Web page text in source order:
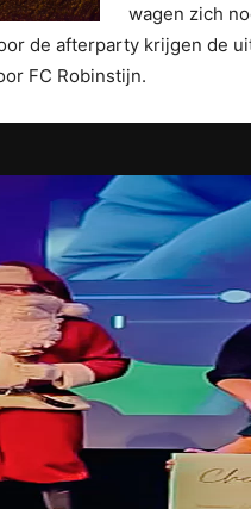
wagen zich
de afterparty krijgen de
FC Robinstijn.